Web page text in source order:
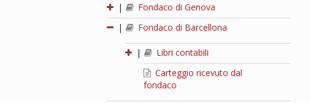
|
Fondaco di Genova
|
Fondaco di Barcellona
|
Libri contabili
Carteggio ricevuto dal
fondaco